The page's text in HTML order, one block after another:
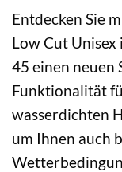
Entdecken Sie
Low Cut
45 einen neuen
Funktionalität
wasserdichten
um Ihnen auch